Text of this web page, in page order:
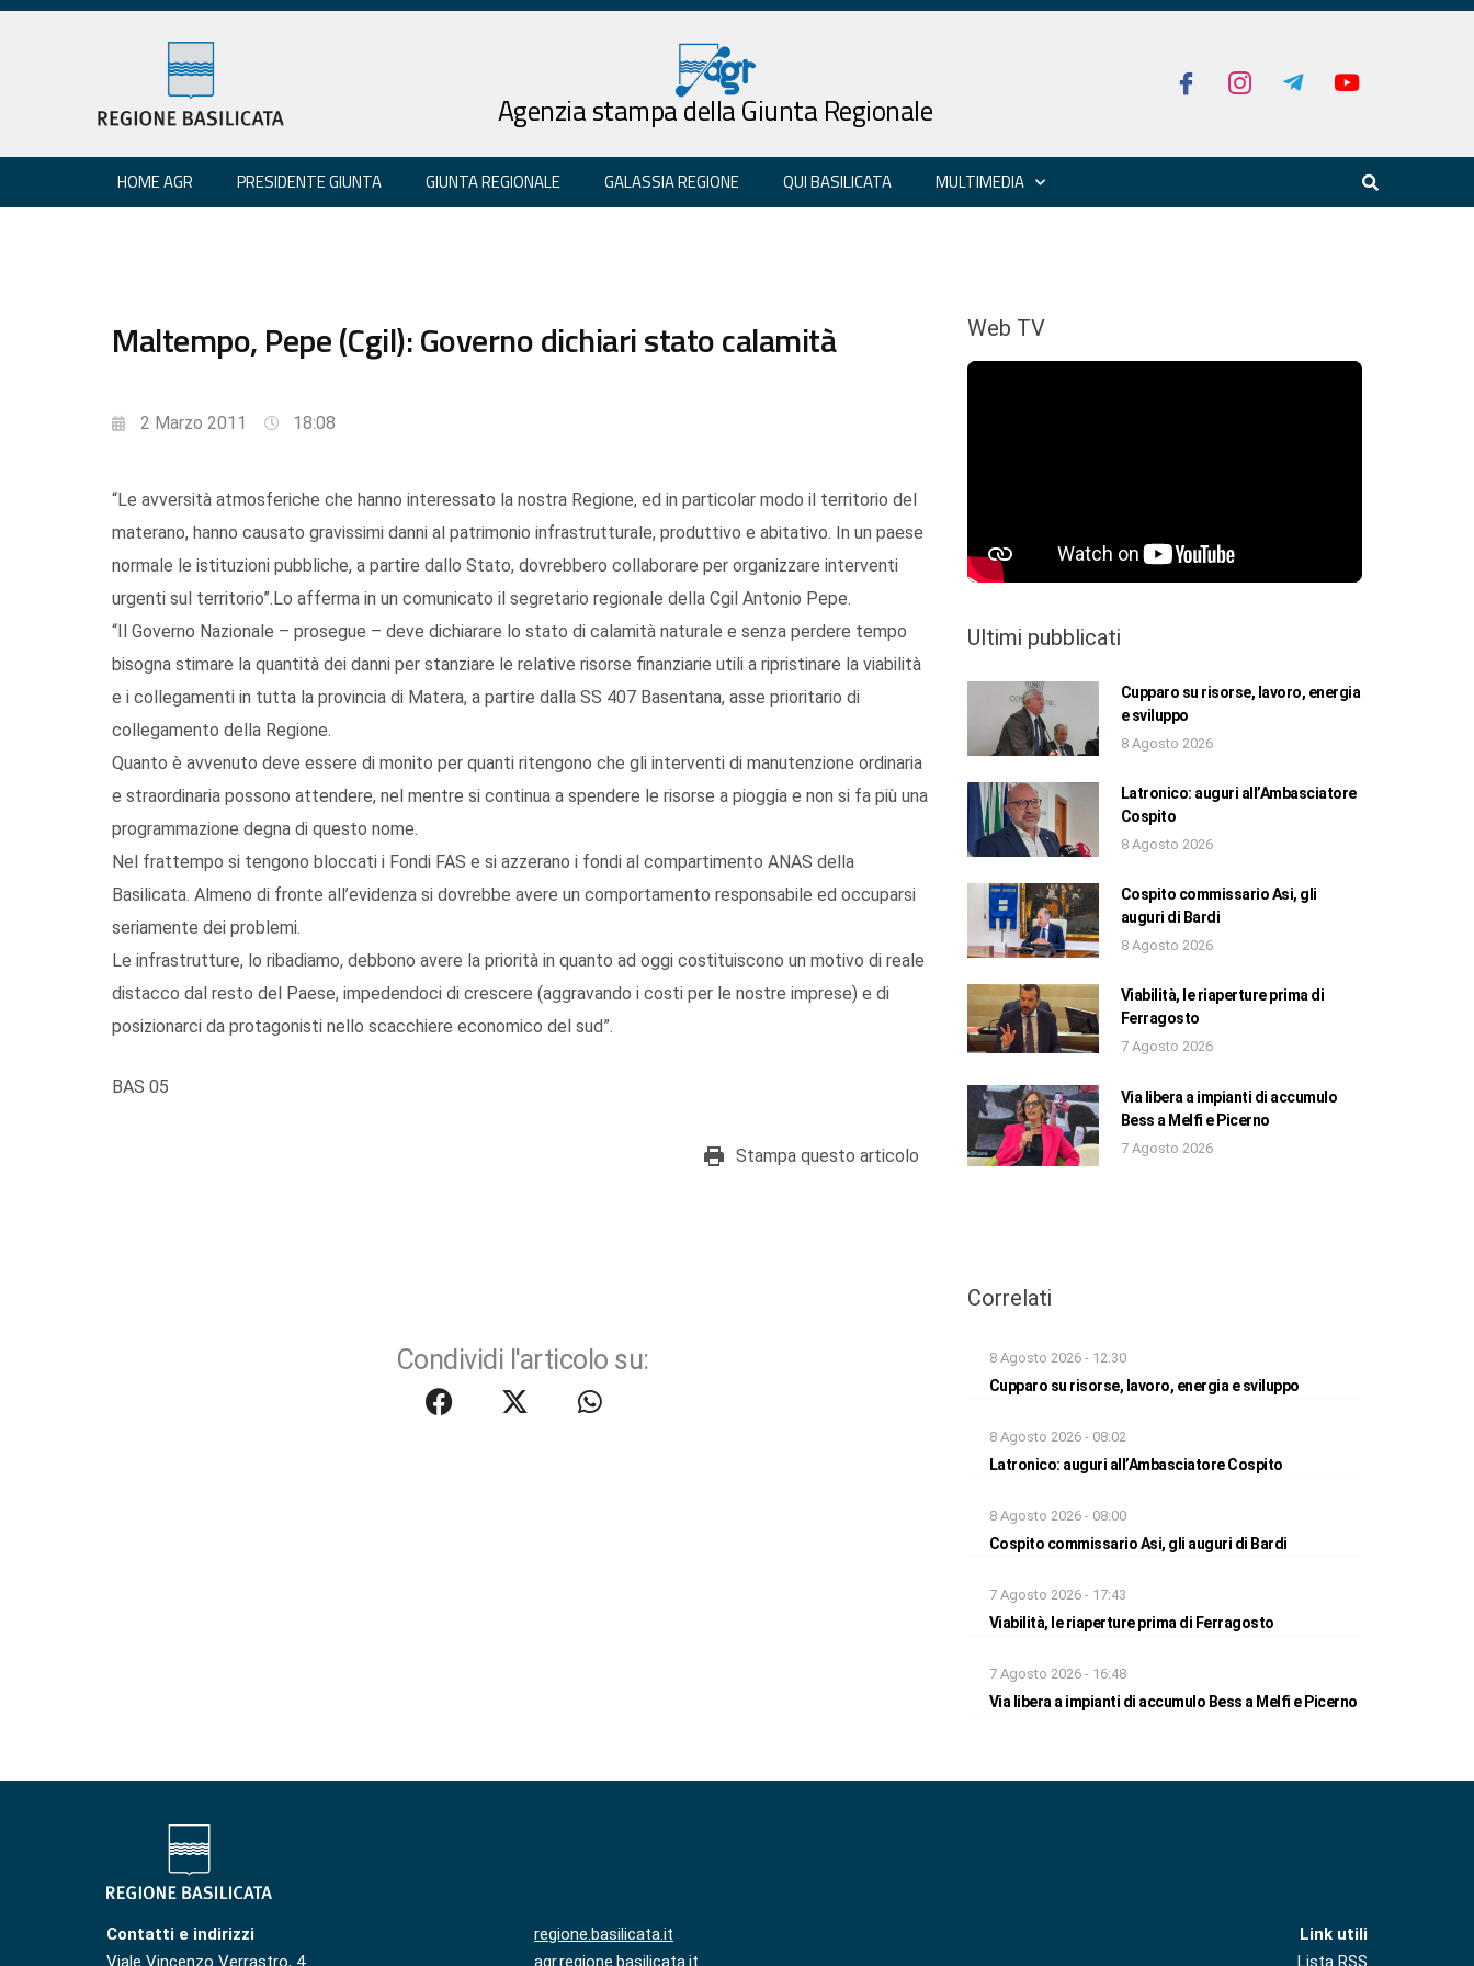
Agenzia stampa della Giunta Regionale
HOME AGR PRESIDENTE GIUNTA GIUNTA REGIONALE GALASSIA REGIONE QUI BASILICATA MULTIMEDIA
Maltempo, Pepe (Cgil): Governo dichiari stato calamità
2 Marzo 2011 18:08
“Le avversità atmosferiche che hanno interessato la nostra Regione, ed in particolar modo il territorio del
materano, hanno causato gravissimi danni al patrimonio infrastrutturale, produttivo e abitativo. In un paese
normale le istituzioni pubbliche, a partire dallo Stato, dovrebbero collaborare per organizzare interventi
urgenti sul territorio”.Lo afferma in un comunicato il segretario regionale della Cgil Antonio Pepe.
“Il Governo Nazionale – prosegue – deve dichiarare lo stato di calamità naturale e senza perdere tempo
bisogna stimare la quantità dei danni per stanziare le relative risorse finanziarie utili a ripristinare la viabilità
e i collegamenti in tutta la provincia di Matera, a partire dalla SS 407 Basentana, asse prioritario di
collegamento della Regione.
Quanto è avvenuto deve essere di monito per quanti ritengono che gli interventi di manutenzione ordinaria
e straordinaria possono attendere, nel mentre si continua a spendere le risorse a pioggia e non si fa più una
programmazione degna di questo nome.
Nel frattempo si tengono bloccati i Fondi FAS e si azzerano i fondi al compartimento ANAS della
Basilicata. Almeno di fronte all’evidenza si dovrebbe avere un comportamento responsabile ed occuparsi
seriamente dei problemi.
Le infrastrutture, lo ribadiamo, debbono avere la priorità in quanto ad oggi costituiscono un motivo di reale
distacco dal resto del Paese, impedendoci di crescere (aggravando i costi per le nostre imprese) e di
posizionarci da protagonisti nello scacchiere economico del sud”.
BAS 05
Stampa questo articolo
Condividi l'articolo su:
Web TV
Ultimi pubblicati
Cupparo su risorse, lavoro, energia
e sviluppo
8 Agosto 2026
Latronico: auguri all’Ambasciatore
Cospito
8 Agosto 2026
Cospito commissario Asi, gli
auguri di Bardi
8 Agosto 2026
Viabilità, le riaperture prima di
Ferragosto
7 Agosto 2026
Via libera a impianti di accumulo
Bess a Melfi e Picerno
7 Agosto 2026
Correlati
8 Agosto 2026 - 12:30
Cupparo su risorse, lavoro, energia e sviluppo
8 Agosto 2026 - 08:02
Latronico: auguri all’Ambasciatore Cospito
8 Agosto 2026 - 08:00
Cospito commissario Asi, gli auguri di Bardi
7 Agosto 2026 - 17:43
Viabilità, le riaperture prima di Ferragosto
7 Agosto 2026 - 16:48
Via libera a impianti di accumulo Bess a Melfi e Picerno
Contatti e indirizzi
Viale Vincenzo Verrastro, 4
regione.basilicata.it
agr.regione.basilicata.it
Link utili
Lista RSS